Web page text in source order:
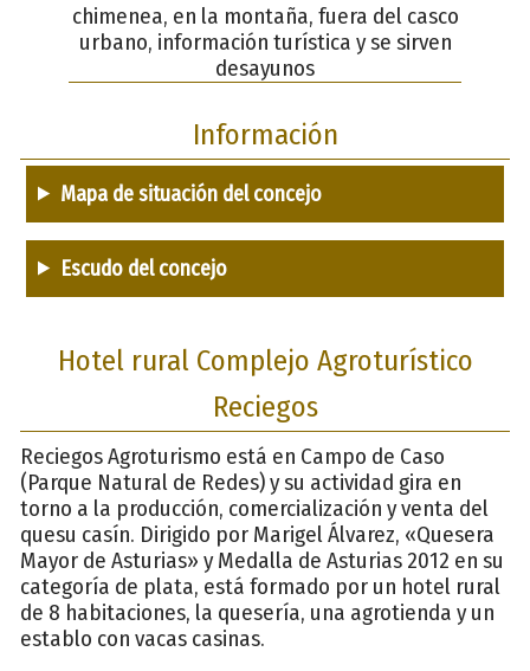
chimenea, en la montaña, fuera del casco
urbano, información turística y se sirven
desayunos
Información
Mapa de situación del concejo
Escudo del concejo
Hotel rural Complejo Agroturístico
Reciegos
Reciegos Agroturismo está en Campo de Caso
(Parque Natural de Redes) y su actividad gira en
torno a la producción, comercialización y venta del
quesu casín. Dirigido por Marigel Álvarez, «Quesera
Mayor de Asturias» y Medalla de Asturias 2012 en su
categoría de plata, está formado por un hotel rural
de 8 habitaciones, la quesería, una agrotienda y un
establo con vacas casinas.